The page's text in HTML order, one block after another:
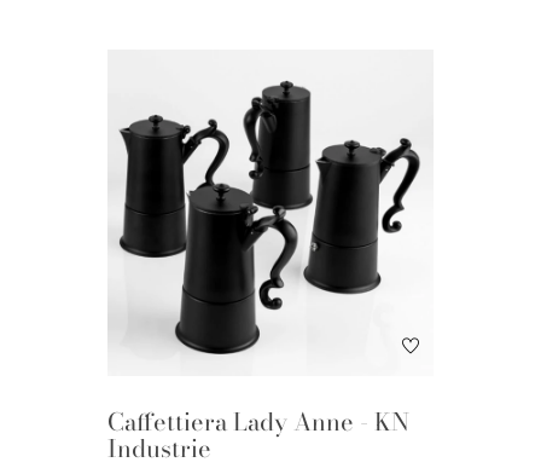
Caffettiera Lady Anne - KN
Industrie